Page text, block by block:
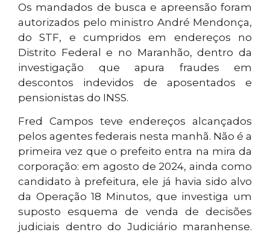
Os mandados de busca e apreensão foram
autorizados pelo ministro André Mendonça,
do STF, e cumpridos em endereços no
Distrito Federal e no Maranhão, dentro da
investigação que apura fraudes em
descontos indevidos de aposentados e
pensionistas do INSS.
Fred Campos teve endereços alcançados
pelos agentes federais nesta manhã. Não é a
primeira vez que o prefeito entra na mira da
corporação: em agosto de 2024, ainda como
candidato à prefeitura, ele já havia sido alvo
da Operação 18 Minutos, que investiga um
suposto esquema de venda de decisões
judiciais dentro do Judiciário maranhense.